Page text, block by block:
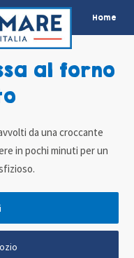
Home
al forno
da una croccante
in pochi minuti per un